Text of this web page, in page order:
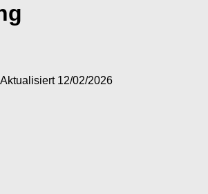
Aktualisiert 12/02/2026